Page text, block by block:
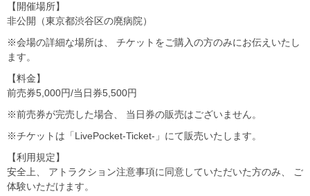
【開催場所】
非公開（東京都渋谷区の廃病院）
※会場の詳細な場所は、 チケットをご購入の方のみにお伝えいたし
ます。
【料金】
前売券5,000円/当日券5,500円
※前売券が完売した場合、 当日券の販売はございません。
※チケットは「LivePocket-Ticket-」にて販売いたします。
【利用規定】
安全上、 アトラクション注意事項に同意していただいた方のみ、 ご
体験いただけます。